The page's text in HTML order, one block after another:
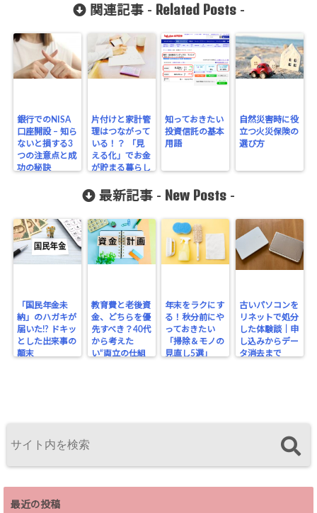
関連記事 - Related Posts-
銀行でのNISA
口座開設 – 知ら
ないと損する3
つの注意点と成
功の秘訣
片付けと家計管
理はつながって
いる！？ 「見
える化」でお金
が貯まる暮らし
知っておきたい
投資信託の基本
用語
自然災害時に役
立つ火災保険の
選び方
最新記事 - New Posts -
「国民年金未
納」のハガキが
届いた!? ドキッ
とした出来事の
顛末
教育費と老後資
金、どちらを優
先すべき？40代
から考えた
い“両立の仕組
年末をラクにす
る！秋分前にや
っておきたい
「掃除＆モノの
見直し5選」
古いパソコンを
リネットで処分
した体験談｜申
し込みからデー
タ消去まで
最近の投稿